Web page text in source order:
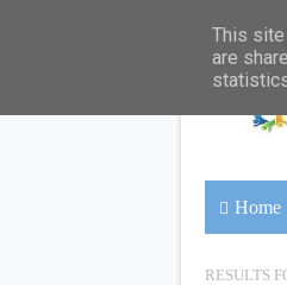
Home
RESULTS
This
are